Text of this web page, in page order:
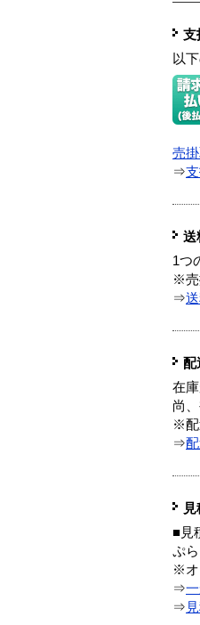
支
以
売
⇒
送
1つ
※売
⇒
配
在
尚
※配
⇒
■見
ぷ
※オ
⇒
⇒